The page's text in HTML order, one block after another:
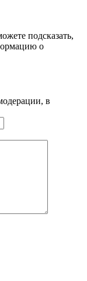
подсказать,
о
в